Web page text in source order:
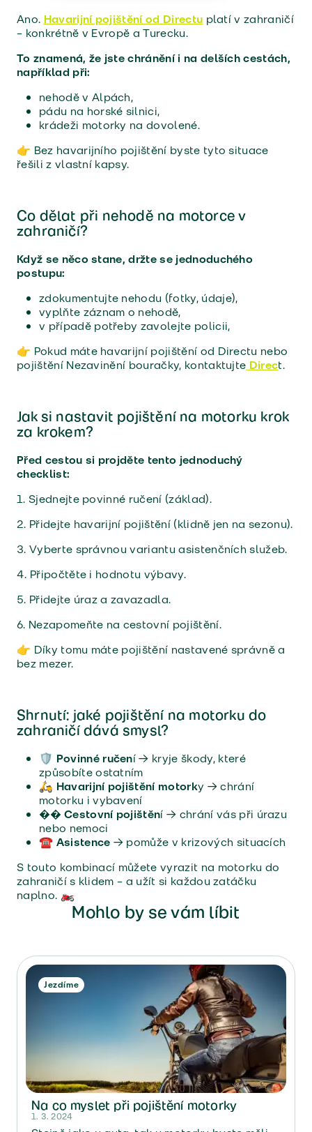
Ano. Havarijní pojištění od Directu platí v zahraničí
– konkrétně v Evropě a Turecku.
To znamená, že jste chránění i na delších cestách,
například při:
nehodě v Alpách,
pádu na horské silnici,
krádeži motorky na dovolené.
👉 Bez havarijního pojištění byste tyto situace
řešili z vlastní kapsy.
Co dělat při nehodě na motorce v
zahraničí?
Když se něco stane, držte se jednoduchého
postupu:
zdokumentujte nehodu (fotky, údaje),
vyplňte záznam o nehodě,
v případě potřeby zavolejte policii,
👉 Pokud máte havarijní pojištění od Directu nebo
pojištění Nezavinění bouračky, kontaktujte Direct.
Jak si nastavit pojištění na motorku krok
za krokem?
Před cestou si projděte tento jednoduchý
checklist:
1. Sjednejte povinné ručení (základ).
2. Přidejte havarijní pojištění (klidně jen na sezonu).
3. Vyberte správnou variantu asistenčních služeb.
4. Připočtěte i hodnotu výbavy.
5. Přidejte úraz a zavazadla.
6. Nezapomeňte na cestovní pojištění.
👉 Díky tomu máte pojištění nastavené správně a
bez mezer.
Shrnutí: jaké pojištění na motorku do
zahraničí dává smysl?
🛡️ Povinné ručení → kryje škody, které
způsobíte ostatním
🛵 Havarijní pojištění motorky → chrání
motorku i vybavení
�� Cestovní pojištění → chrání vás při úrazu
nebo nemoci
☎️ Asistence → pomůže v krizových situacích
S touto kombinací můžete vyrazit na motorku do
zahraničí s klidem – a užít si každou zatáčku
naplno. 🏍️
Mohlo by se vám líbit
Jezdíme
Na co myslet při pojištění motorky
1. 3. 2024